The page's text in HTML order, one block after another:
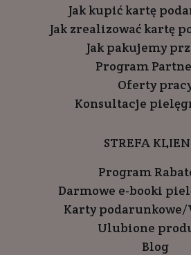
Jak kupić kartę
Jak zrealizować kartę
Jak pakujemy
Program
Oferty
Konsultacje
STREFA
Program
Darmowe e-booki
Karty
Ulubione
Blog